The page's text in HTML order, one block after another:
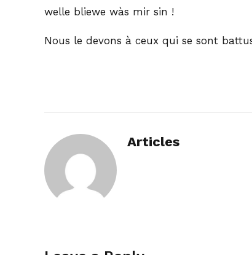
welle bliewe wàs mir sin !
Nous le devons à ceux qui se sont
Articles